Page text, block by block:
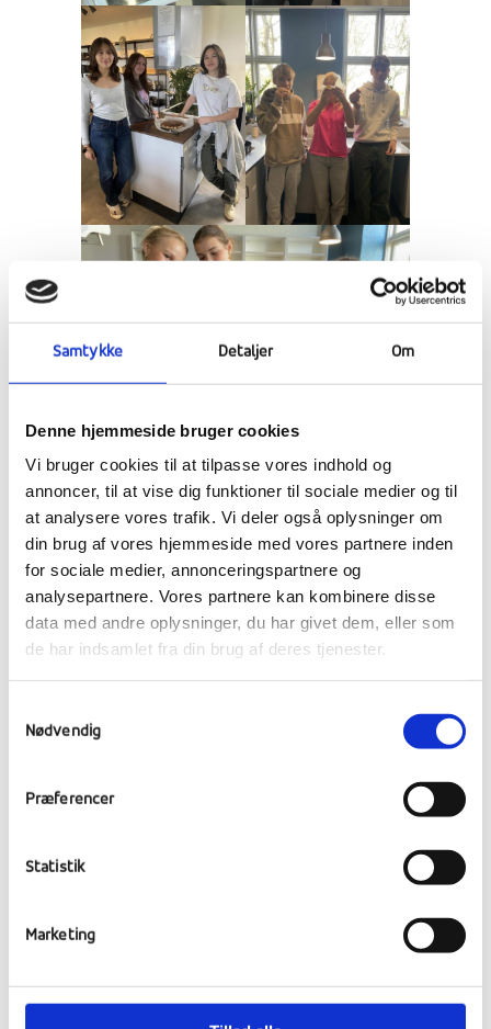
Samtykke Detaljer Om
Denne hjemmeside bruger cookies
Vi bruger cookies til at tilpasse vores indhold og
annoncer, til at vise dig funktioner til sociale medier og til
at analysere vores trafik. Vi deler også oplysninger om
din brug af vores hjemmeside med vores partnere inden
for sociale medier, annonceringspartnere og
analysepartnere. Vores partnere kan kombinere disse
data med andre oplysninger, du har givet dem, eller som
de har indsamlet fra din brug af deres tjenester.
Nødvendig
Præferencer
Statistik
Marketing
Faldskærmsudspring